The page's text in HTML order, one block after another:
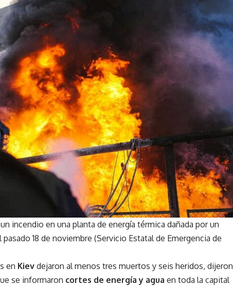
incendio en una planta de energía térmica dañada por un
18 de noviembre (Servicio Estatal de Emergencia de
en Kiev dejaron al menos tres muertos y seis heridos, dijeron
se informaron cortes de energía y agua en toda la capital